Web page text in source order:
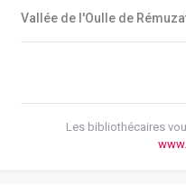
Vallée de l'Oulle de
Les bibliothécaires